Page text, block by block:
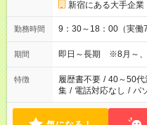
新宿にある大手企業
勤務時間 9：30～18：00（実働
期間 即日～長期 ※8月～、
特徴 履歴書不要 / 40～50代
集 / 電話対応なし / パ